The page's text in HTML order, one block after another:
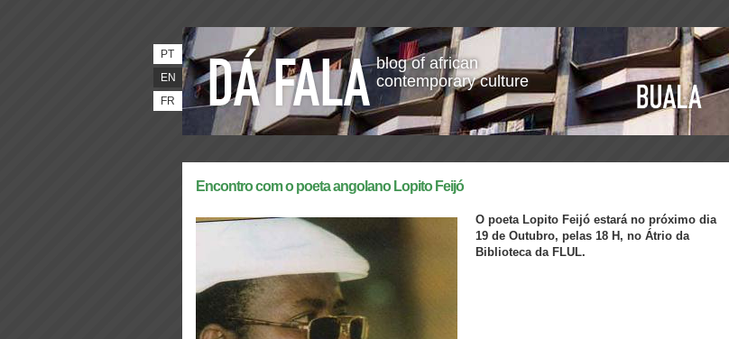
blog of african
contemporary culture
PT
EN
FR
O poeta Lopito Feijó estará no próximo dia
19 de Outubro, pelas 18 H, no Átrio da
Biblioteca da FLUL.